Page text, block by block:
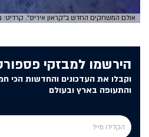
אולם המשחקים החדש ב״קראון איריס״. קרדיט:
הירשמו למבזקי
וקבלו את העדכונים והחדשות הכי
והתעופה בארץ ובעולם